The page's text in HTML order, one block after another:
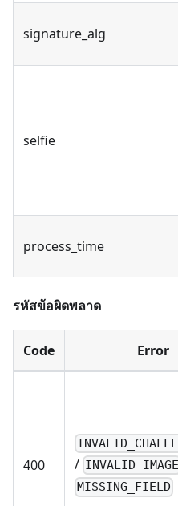
signature_alg
selfie
process_time
รหัสข้อผิดพลาด
Code Error
400 / INVALID_IMAGE
MISSING_FIELD